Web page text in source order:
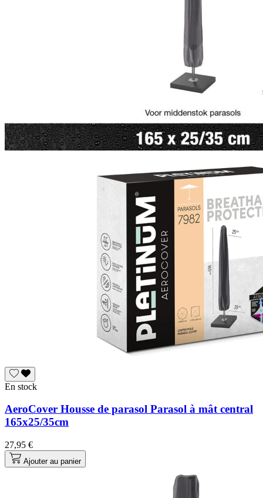
En stock
AeroCover Housse de parasol Parasol à mât central
165x25/35cm
27,95 €
Ajouter au panier